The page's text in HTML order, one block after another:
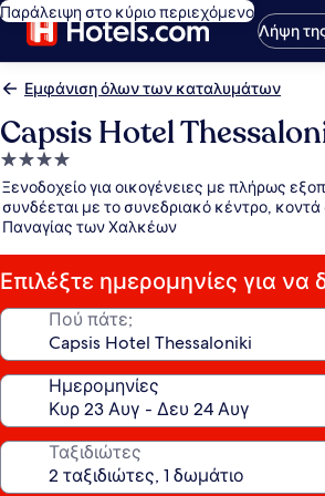
Παράλειψη στο κύριο περιεχόμενο
Λήψη
Εμφάνιση όλων των καταλυμάτων
Capsis Hotel
Κατάλυμα
με
4.0
αστέρια
Ξενοδοχείο για οικογένειες με πλήρως
συνδέεται με το συνεδριακό κέντρο,
Παναγίας των Χαλκέων
Επιλέξτε ημερομηνίες για να
Πού πάτε;
Ημερομηνίες
Ταξιδιώτες